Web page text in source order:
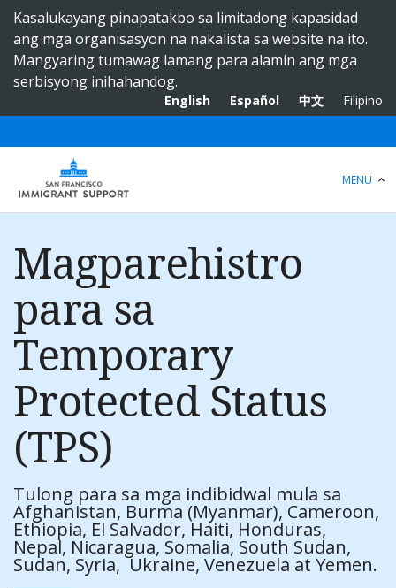
o
Kasalukayang pinapatakbo sa limitadong kapasidad
ang mga organisasyon na nakalista sa website na ito.
Mangyaring tumawag lamang para alamin ang mga
serbisyong inihahandog.
English Español 中文 Filipino
MENU
Magparehistro
para sa
Temporary
Protected Status
(TPS)
Tulong para sa mga indibidwal mula sa
Afghanistan, Burma (Myanmar), Cameroon,
Ethiopia, El Salvador, Haiti, Honduras,
Nepal, Nicaragua, Somalia, South Sudan,
Sudan, Syria, Ukraine, Venezuela at Yemen.